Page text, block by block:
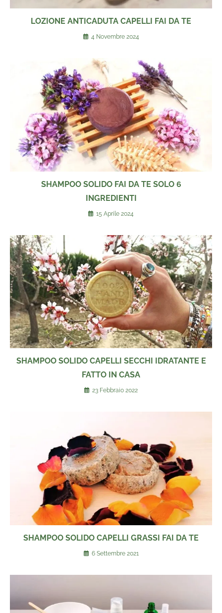
LOZIONE ANTICADUTA CAPELLI FAI DA TE
4 Novembre 2024
SHAMPOO SOLIDO FAI DA TE SOLO 6
INGREDIENTI
15 Aprile 2024
SHAMPOO SOLIDO CAPELLI SECCHI IDRATANTE E
FATTO IN CASA
23 Febbraio 2022
SHAMPOO SOLIDO CAPELLI GRASSI FAI DA TE
6 Settembre 2021